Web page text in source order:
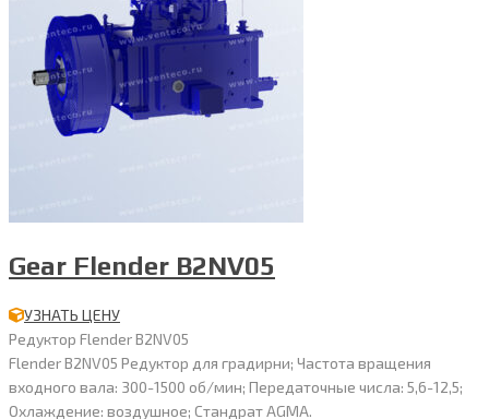
Gear Flender B2NV05
УЗНАТЬ ЦЕНУ
Редуктор Flender B2NV05
Flender B2NV05 Редуктор для градирни; Частота вращения
входного вала: 300-1500 об/мин; Передаточные числа: 5,6-12,5;
Охлаждение: воздушное; Стандрат AGMA.